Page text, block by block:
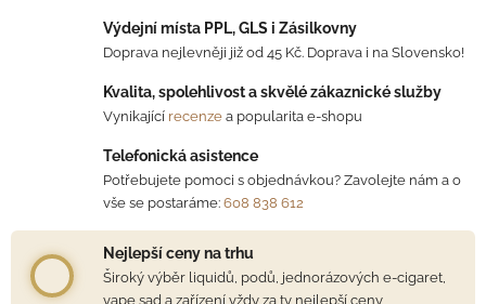
Výdejní místa PPL, GLS i Zásilkovny
Doprava nejlevněji již od 45 Kč. Doprava i na Slovensko!
Kvalita, spolehlivost a skvělé zákaznické služby
Vynikající recenze a popularita e-shopu
Telefonická asistence
Potřebujete pomoci s objednávkou? Zavolejte nám a o
vše se postaráme: 608 838 612
Nejlepší ceny na trhu
Široký výběr liquidů, podů, jednorázových e-cigaret,
vape sad a zařízení vždy za ty nejlepší ceny